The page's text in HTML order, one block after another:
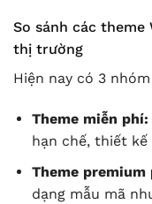
So sánh các theme
thị trường
Hiện nay có 3
Theme miễn phí:
hạn chế, thiết kế
Theme premium
dạng mẫu mã